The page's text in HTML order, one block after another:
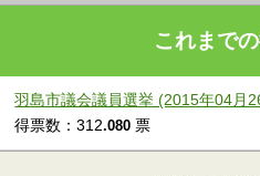
これまで
羽島市議会議員選挙 (2015年04月
得票数：312.080 票